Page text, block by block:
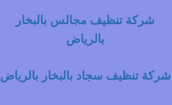
شركة تنظيف مجالس بالبخار
بالرياض
شركة تنظيف سجاد بالبخار بالرياض